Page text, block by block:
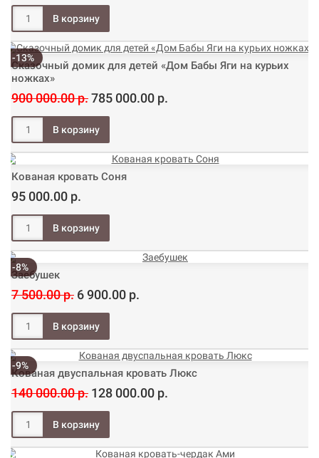
-13%
Сказочный домик для детей «Дом Бабы Яги на курьих
ножках»
900 000.00 р.785 000.00 р.
Кованая кровать Соня
95 000.00 р.
-8%
Заебушек
7 500.00 р. 6 900.00 р.
-9%
Кованая двуспальная кровать Люкс
140 000.00 р. 128 000.00 р.